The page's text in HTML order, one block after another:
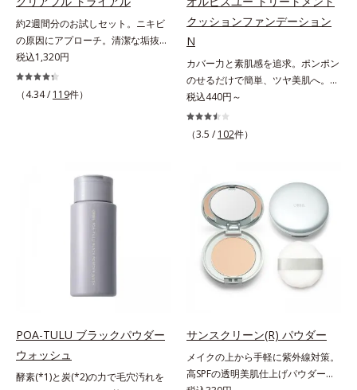
がふっくら整うかのよう(*3)。つっ
ぱらないここちよい密着感で、さま
ざまなタイプのファンデと併用でき
ます。毛穴が気になる箇所への部分
使いもOK。*1 ファンデーションが
活します。リキッド、クッション、
パウダー、どんなファンデーション
の上に重ねてもOK。携帯に便利な
コンパクトタイプです。
約2週間分のお試しセット。ニキビ
の原因にアプローチ。清潔な垢抜け
肌(*1)へ。「ニキビをくり返してし
まう」「毛穴目立ちが気になる」
「マスク生活であごや口まわりのニ
する、薬用ニキビ対策スキンケアシ
分とコラーゲンが肌をいたわりなが
らうるおいを与え、バリア機能を維
持。ニキビができにくい肌を目指し
ます。さらにビタミンC誘導体をは
じめとした5種の整肌成分(*2)から
成る「ナノVCショットカプセル」
い浸透力(*3)と安定性を実現。毛穴
の目立ちをしっかりケア(*4)して、
ゆらぎやすいニキビ肌を、みずみず
税込1,320円
（4.34 / 119件）
クッションファンデーション
N
カバー力と素肌感を追求。ポンポン
のせるだけで簡単、ツヤ美肌へ。カ
バー力と素肌感を両立する、簡単ツ
ヤ美肌クッションファンデーション
です。多方向へ光を拡散し、高いソ
との親和性が高いアミノ酸系パウダ
ー(*)を配合。みずみずしく肌になじ
み、厚塗り感なくピタッと密着しま
す。毛穴、シミ、くすみ、凹凸、色
ムラなどの大人の肌悩みをポンポン
するだけで簡単にカバーし、まるで
素肌そのものが美しくなったよう
良くする仕上がり向上粉体
税込440円～
（3.5 / 102件）
POA-TULU ブラックパウダー
ウォッシュ
酵素(*1)と炭(*2)の力で毛穴汚れを
サンスクリーン(R) パウダー
メイクの上から手軽に紫外線対策。
高SPFの透明美肌仕上げパウダー。